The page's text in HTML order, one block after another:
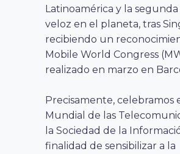
Latinoamérica y la segunda
veloz en el planeta, tras
recibiendo un
Mobile World Congress
realizado en marzo en
Precisamente, celebramos
Mundial de las
la Sociedad de la
finalidad de sensibilizar a la